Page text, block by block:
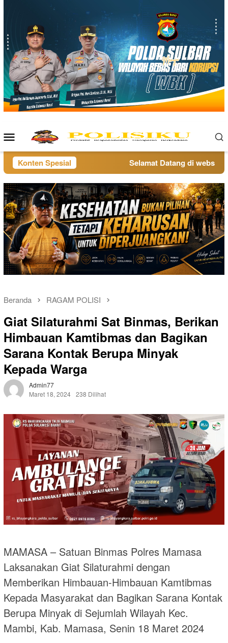
Menu
Mobile
Konten Spesial Selamat Datang di website
Beranda RAGAM POLISI
Giat Silaturahmi Sat Binmas, Berikan
Himbauan Kamtibmas dan Bagikan
Sarana Kontak Berupa Minyak
Kepada Warga
Admin77
Maret 18, 2024 238 Dilihat
MAMASA – Satuan Binmas Polres Mamasa
Laksanakan Giat Silaturahmi dengan
Memberikan Himbauan-Himbauan Kamtibmas
Kepada Masyarakat dan Bagikan Sarana Kontak
Berupa Minyak di Sejumlah Wilayah Kec.
Mambi, Kab. Mamasa, Senin 18 Maret 2024